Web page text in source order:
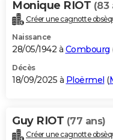
Monique RIOT (83
Créer une cagnotte
Naissance
28/05/1942 à Combourg
Décès
18/09/2025 à Ploërmel (
Guy RIOT (77 ans)
Créer une cagnotte